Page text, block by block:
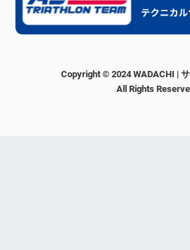
Copyright © 2024 WADACHI |
All Rights